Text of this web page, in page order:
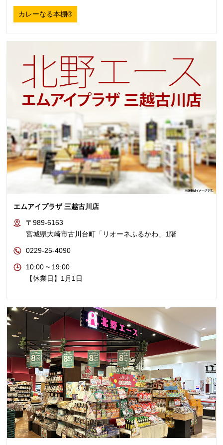
カレーなる本棚®
エムアイプラザ 三越古川店
〒989-6163
宮城県大崎市古川台町「リオーネふるかわ」1階
0229-25-4090
10:00 ~ 19:00
【休業日】1月1日